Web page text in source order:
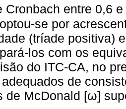
Cronbach entre 0,6
se por
(tríade positiva)
los com os
do ITC-CA, no
de
de McDonald [ω]